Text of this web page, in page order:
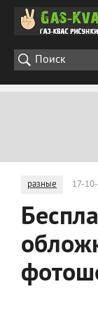
разные 17-